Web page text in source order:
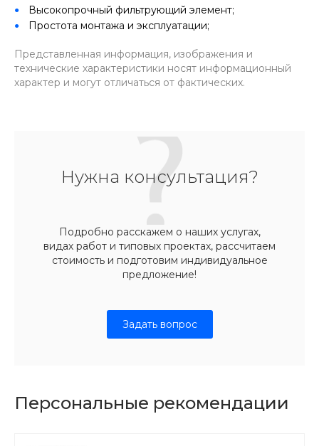
Высокопрочный фильтрующий элемент;
Простота монтажа и эксплуатации;
Представленная информация, изображения и
технические характеристики носят информационный
характер и могут отличаться от фактических.
Нужна консультация?
Подробно расскажем о наших услугах,
видах работ и типовых проектах, рассчитаем
стоимость и подготовим индивидуальное
предложение!
Задать вопрос
Персональные рекомендации